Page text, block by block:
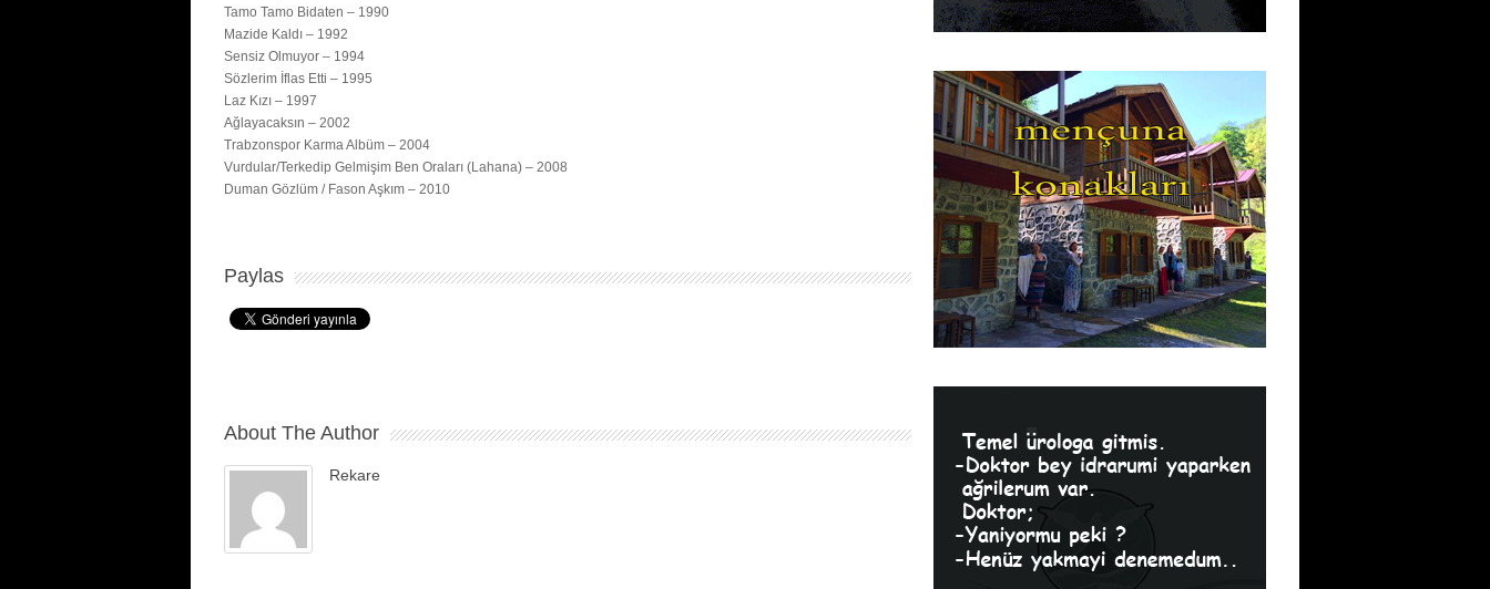
Tamo Tamo Bidaten – 1990
Mazide Kaldı – 1992
Sensiz Olmuyor – 1994
Sözlerim İflas Etti – 1995
Laz Kızı – 1997
Ağlayacaksın – 2002
Trabzonspor Karma Albüm – 2004
Vurdular/Terkedip Gelmişim Ben Oraları (Lahana) – 2008
Duman Gözlüm / Fason Aşkım – 2010
Paylas
About The Author
Rekare